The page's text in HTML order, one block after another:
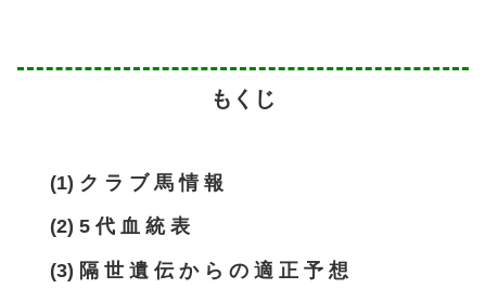
もくじ
(1) ク ラ ブ 馬 情 報
(2) 5 代 血 統 表
(3) 隔 世 遺 伝 か ら の 適 正 予 想